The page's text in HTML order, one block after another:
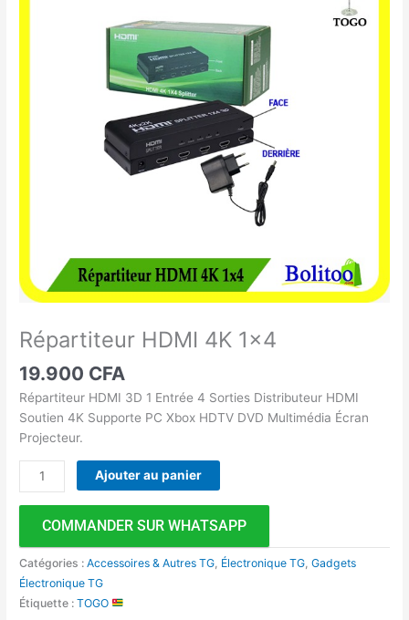
Répartiteur HDMI 4K 1×4
19.900 CFA
Répartiteur HDMI 3D 1 Entrée 4 Sorties Distributeur HDMI
Soutien 4K Supporte PC Xbox HDTV DVD Multimédia Écran
Projecteur.
Ajouter au panier
COMMANDER SUR WHATSAPP
Catégories :Accessoires & Autres TG Électronique TG ,Gadgets
Électronique TG
Étiquette :TOGO